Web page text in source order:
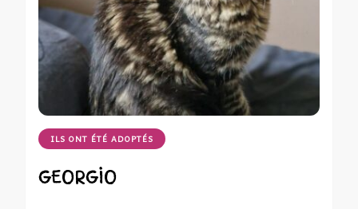
ILS ONT ÉTÉ ADOPTÉS
GEORGIO